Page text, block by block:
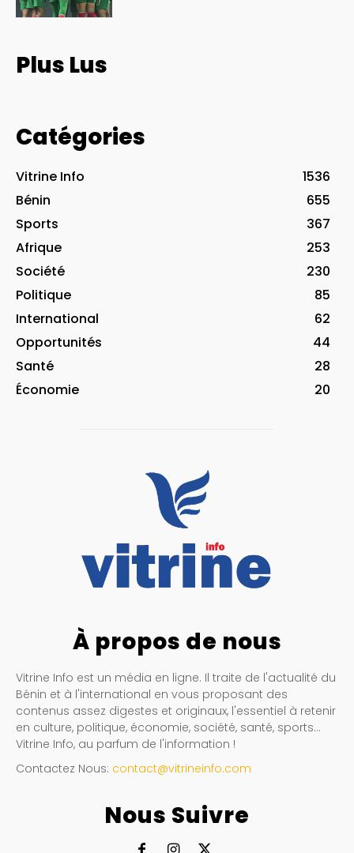
Plus Lus
Catégories
Vitrine Info
1536
Bénin
655
Sports
367
Afrique
253
Société
230
Politique
85
International
62
Opportunités
44
Santé
28
Économie
20
À propos de nous
Vitrine Info est un média en ligne. Il traite de l'actualité du
Bénin et à l'international en vous proposant des
contenus assez digestes et originaux, l'essentiel à retenir
en culture, politique, économie, société, santé, sports…
Vitrine Info, au parfum de l'information !
Contactez Nous: contact@vitrineinfo.com
Nous Suivre